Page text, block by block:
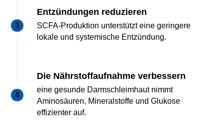
Entzündungen reduzieren
SCFA-Produktion unterstützt eine geringere
lokale und systemische Entzündung.
Die Nährstoffaufnahme verbessern
eine gesunde Darmschleimhaut nimmt
Aminosäuren, Mineralstoffe und Glukose
effizienter auf.